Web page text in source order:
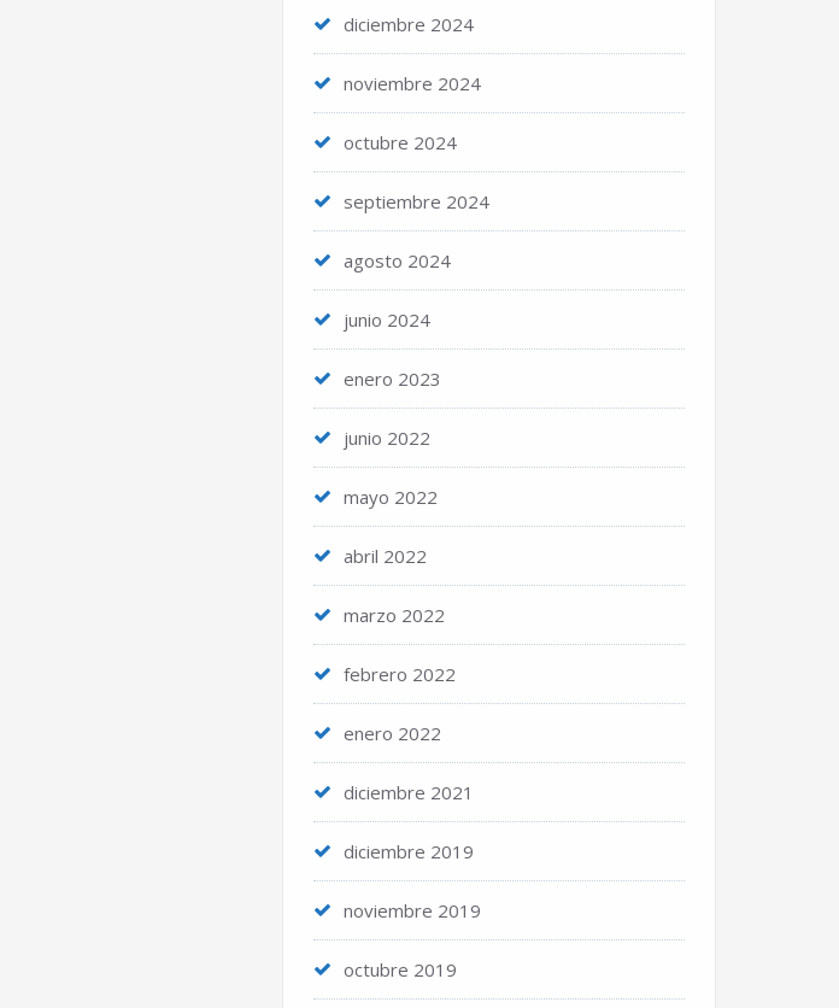
diciembre 2024
noviembre 2024
octubre 2024
septiembre 2024
agosto 2024
junio 2024
enero 2023
junio 2022
mayo 2022
abril 2022
marzo 2022
febrero 2022
enero 2022
diciembre 2021
diciembre 2019
noviembre 2019
octubre 2019